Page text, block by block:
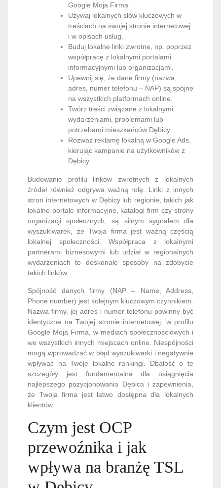
Google Moja Firma.
Używaj lokalnych słów kluczowych w
treściach na swojej stronie internetowej
i w opisach usług.
Buduj lokalne linki zwrotne, np. poprzez
współpracę z lokalnymi portalami
informacyjnymi lub organizacjami.
Upewnij się, że dane firmy (nazwa,
adres, numer telefonu – NAP) są spójne
na wszystkich platformach online.
Twórz treści związane z lokalnymi
wydarzeniami, problemami lub
potrzebami mieszkańców Dębicy.
Rozważ reklamę lokalną w Google Ads,
kierując kampanie na użytkowników z
Dębicy.
Budowanie profilu linków zwrotnych z lokalnych
źródeł również odgrywa ważną rolę. Linki z innych
stron internetowych w Dębicy lub regionie, takich jak
lokalne portale informacyjne, katalogi firm czy strony
organizacji społecznych, są silnym sygnałem dla
wyszukiwarek, że Twoja firma jest ważną częścią
lokalnej społeczności. Współpraca z lokalnymi
partnerami biznesowymi lub udział w regionalnych
wydarzeniach to doskonałe sposoby na zdobycie
takich linków.
Spójność danych firmy (NAP – Name, Address,
Phone number) jest kolejnym kluczowym czynnikiem.
Nazwa firmy, jej adres i numer telefonu powinny być
identyczne na Twojej stronie internetowej, w profilu
Google Moja Firma, w mediach społecznościowych i
we wszystkich innych miejscach online. Niespójności
mogą wprowadzać w błąd wyszukiwarki i negatywnie
wpływać na Twoje lokalne rankingi. Dbałość o te
szczegóły jest fundamentalna dla osiągnięcia
najlepszego pozycjonowania Dębica i zapewnienia,
że Twoja firma jest łatwo dostępna dla lokalnych
klientów.
Czym jest OCP
przewoźnika i jak
wpływa na branżę TSL